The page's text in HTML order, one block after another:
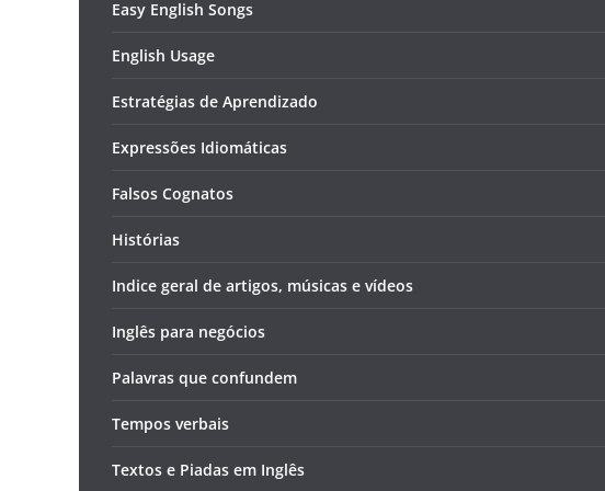
Easy English Songs
English Usage
Estratégias de Aprendizado
Expressões Idiomáticas
Falsos Cognatos
Histórias
Indice geral de artigos, músicas e vídeos
Inglês para negócios
Palavras que confundem
Tempos verbais
Textos e Piadas em Inglês